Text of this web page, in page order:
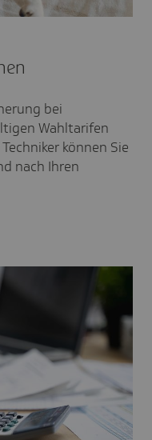
bei
Wahltarifen
können Sie
nach Ihren